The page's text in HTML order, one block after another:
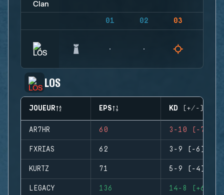
01 02 03
LOS
JOUEUR EPS KD (+/-)
AR7HR 60 3-10 (-7)
FXRIAS 62 3-9 (-6)
KURTZ 71 5-9 (-4)
LEGACY 136 14-8 (+6)